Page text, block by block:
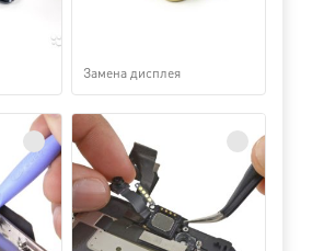
Замена дисплея